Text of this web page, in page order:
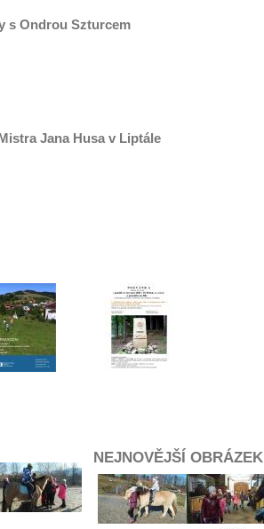
s Ondrou Szturcem
Jana Husa v Liptále
NEJNOVĚJŠÍ OBRÁZEK